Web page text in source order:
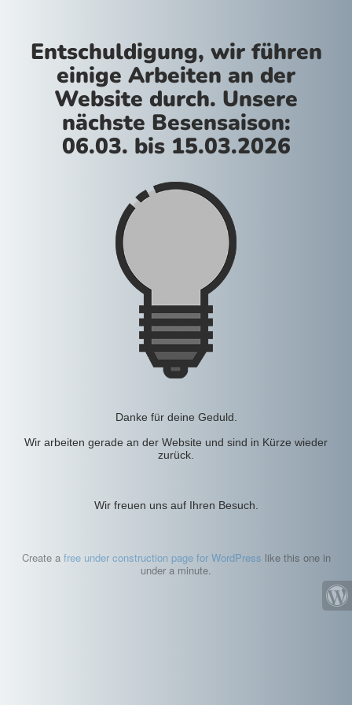
Entschuldigung, wir führen
einige Arbeiten an der
Website durch. Unsere
nächste Besensaison:
06.03. bis 15.03.2026
Danke für deine Geduld.
Wir arbeiten gerade an der Website und sind in Kürze wieder
zurück.
Wir freuen uns auf Ihren Besuch.
Create a free under construction page for WordPress like this one in
under a minute.